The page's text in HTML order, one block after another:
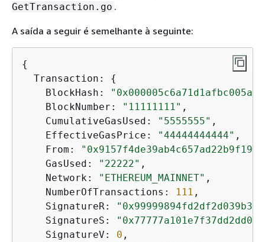
GetTransaction.go .
A saída a seguir é semelhante à seguinte:
{
  Transaction:
{
    BlockHash:
    BlockNumber:
"11111111" ,
    CumulativeGasUsed:
"5555555" ,
    EffectiveGasPrice:
"44444444444" ,
    From:
    GasUsed:
"22222" ,
    Network:
"ETHEREUM_MAINNET" ,
    NumberOfTransactions:
111 ,
    SignatureR:
    SignatureS:
    SignatureV:
0 ,